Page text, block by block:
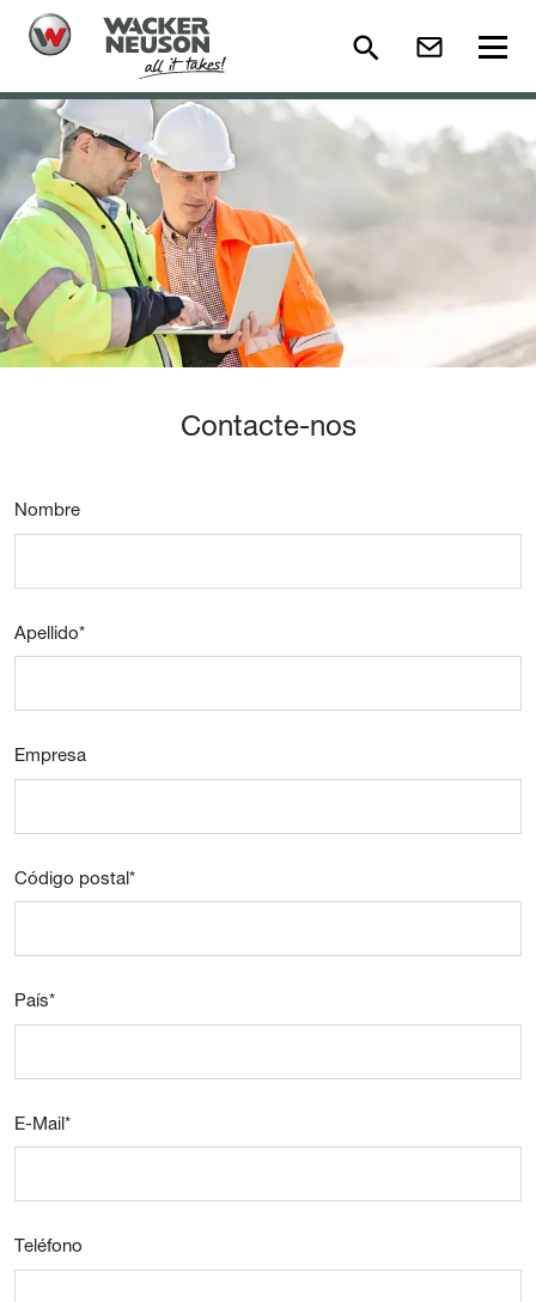
Contacte-nos
Nombre
Apellido*
Empresa
Código postal*
País*
E-Mail*
Teléfono